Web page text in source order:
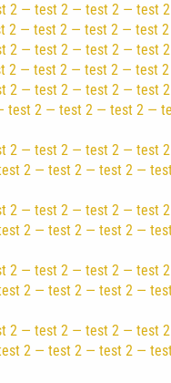
2 — test 2 — test 2 —
— test 2 — test 2 —
2 — test 2 — test 2 —
— test 2 — test 2 —
2 — test 2 — test 2 —
2 — test 2 — test 2
2 — test 2 — test 2 —
2 — test 2 — test 2 —
2 — test 2 — test 2 —
2 — test 2 — test 2 —
2 — test 2 — test 2 —
2 — test 2 — test 2 —
2 — test 2 — test 2 —
2 — test 2 — test 2 —